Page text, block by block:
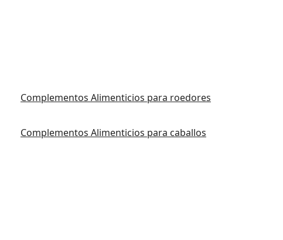
Complementos Alimenticios para roedores
Complementos Alimenticios para caballos